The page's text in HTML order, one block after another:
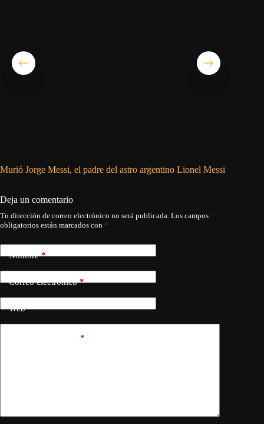
Murió Jorge Messi, el padre del astro argentino Lionel Messi
Deja un comentario
Tu dirección de correo electrónico no será publicada. Los campos
obligatorios están marcados con *
Nombre*
Correo electrónico*
Web
*